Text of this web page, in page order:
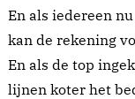
En als iedereen
kan de rekening
En als de top
lijnen koter het